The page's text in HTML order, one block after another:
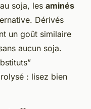
soja, les aminés
Dérivés
un goût similaire
aucun soja.
: lisez bien